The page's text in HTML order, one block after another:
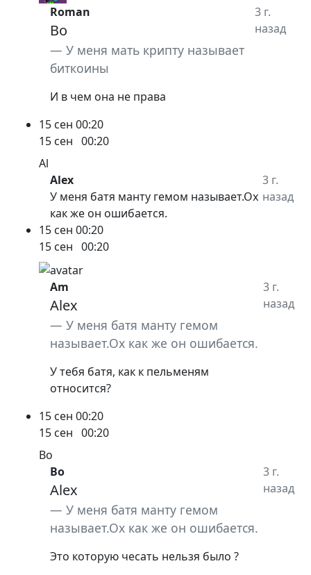
Roman
Bo
У меня мать крипту называет
биткоины
И в чем она не права
3 г.
назад
15 сен 00:20
15 сен 00:20
Al
Alex
У меня батя манту гемом называет.Ох
как же он ошибается.
3 г.
назад
15 сен 00:20
15 сен 00:20
Am
Alex
У меня батя манту гемом
называет.Ох как же он ошибается.
У тебя батя, как к пельменям
относится?
3 г.
назад
15 сен 00:20
15 сен 00:20
Bo
Bo
Alex
У меня батя манту гемом
называет.Ох как же он ошибается.
Это которую чесать нельзя было ?
3 г.
назад